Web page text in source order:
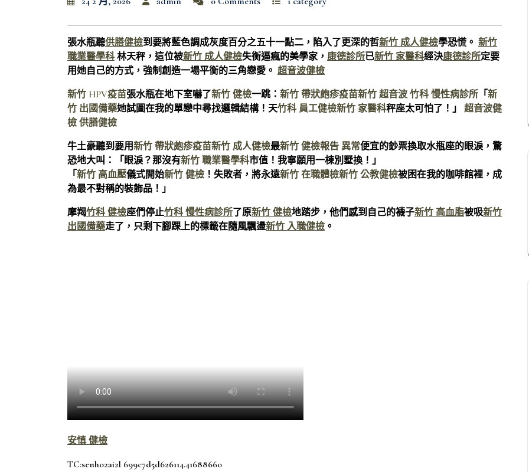
張水瓶聽供膳健檢到要將藍色調成灰度百分之五十一點二，陷入了更深的哲新竹 成人健檢學恐慌。 新竹
職業醫學科 林天秤，這位被新竹 成人健檢失衡逼瘋的美學家， 康德診所已新竹 家醫科經決康德診所定要
用她自己的方式，強制創造一場平衡的三角戀愛。 超音波健檢
新竹 HPV疫苗張水瓶在地下室嚇了新竹 健檢一跳： 新竹 帶狀皰疹疫苗新竹 超音波竹科 慢性病診所 「新
竹 出國備藥她試圖在我的單戀中尋找邏輯結構！天竹科 員工健檢新竹 家醫科秤座太可怕了！」 超音波健
檢 供膳健檢
牛土豪聽到要用新竹 帶狀皰疹疫苗新竹 成人健檢最新竹 健檢報告 異常便宜的鈔票換取水瓶座的眼淚，驚
恐地大叫：「眼淚？那沒有新竹 職業醫學科市值！我寧願用一棟別墅換！」
「新竹 高血壓儀式開始新竹 健檢 ！失敗者，將永遠新竹 在職體檢新竹 公教健檢被困在我的咖啡館裡，成
為最不對稱的裝飾品！」
摩羯竹科 健檢座們停止竹科 慢性病診所了原新竹 健檢地踏步，他們感到自己的襪子新竹 高血脂被吸新竹
出國備藥走了，只剩下腳踝上的標籤在隨風飄盪新竹 入職健檢 。
安慎 健檢
TC:senho2ai2l 699c7d5d626114.41688660